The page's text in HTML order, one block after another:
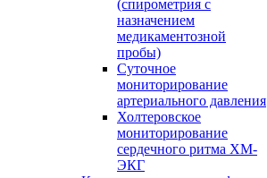
(спирометрия с
назначением
медикаментозной
пробы)
Суточное
мониторирование
артериального давления
Холтеровское
мониторирование
сердечного ритма ХМ-
ЭКГ